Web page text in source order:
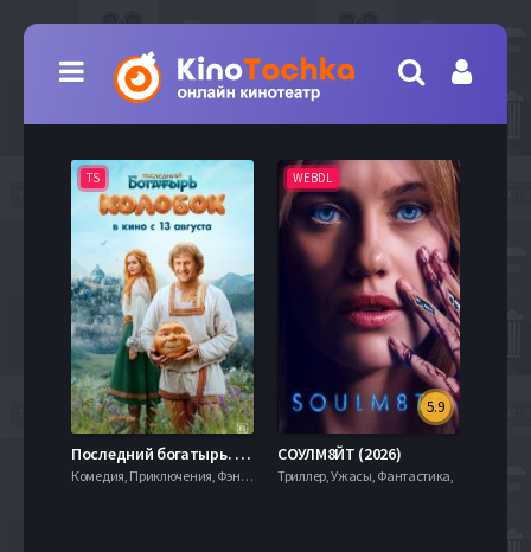
TS
Последний богатырь. Колобок (2026)
Комедия, Приключения, Фэнтези,
WEBDL
5.9
СОУЛМ8ЙТ (2026)
Триллер, Ужасы, Фантастика,